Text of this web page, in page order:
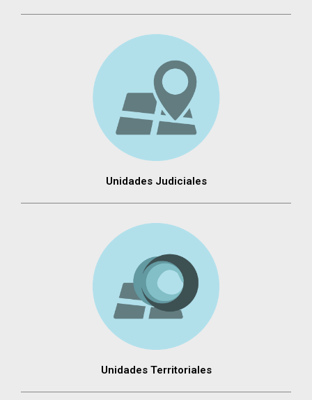
Unidades Judiciales
Unidades Territoriales